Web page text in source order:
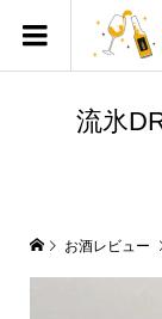
流氷
お酒レビュー